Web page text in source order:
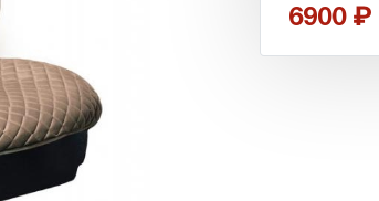
6900